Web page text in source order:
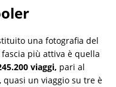
una fotografia del
più attiva è quella
viaggi, pari al
un viaggio su tre è